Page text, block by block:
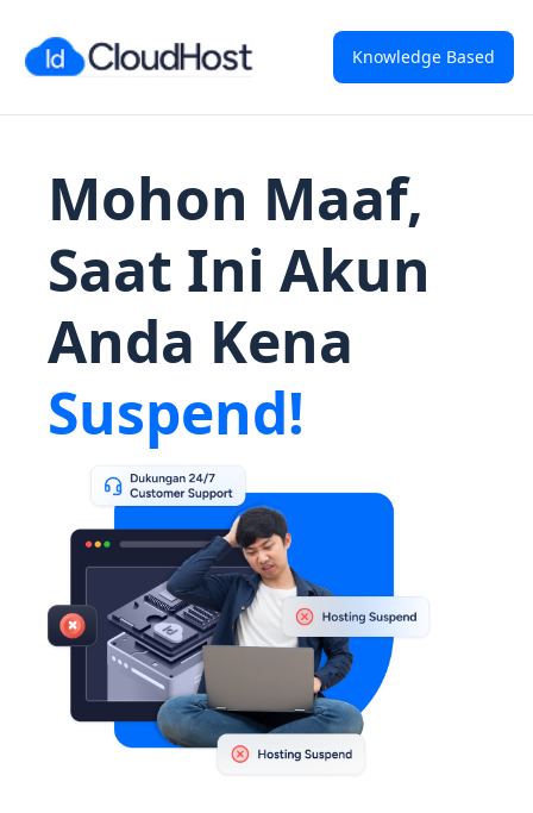
Knowledge Based
Mohon Maaf,
Saat Ini Akun
Anda Kena
Suspend!